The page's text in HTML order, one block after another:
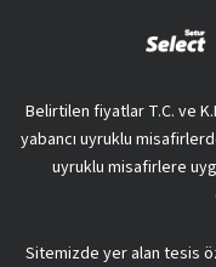
Belirtilen fiyatlar T.C. ve
yabancı uyruklu
uyruklu misafirlere
Sitemizde yer alan tesis